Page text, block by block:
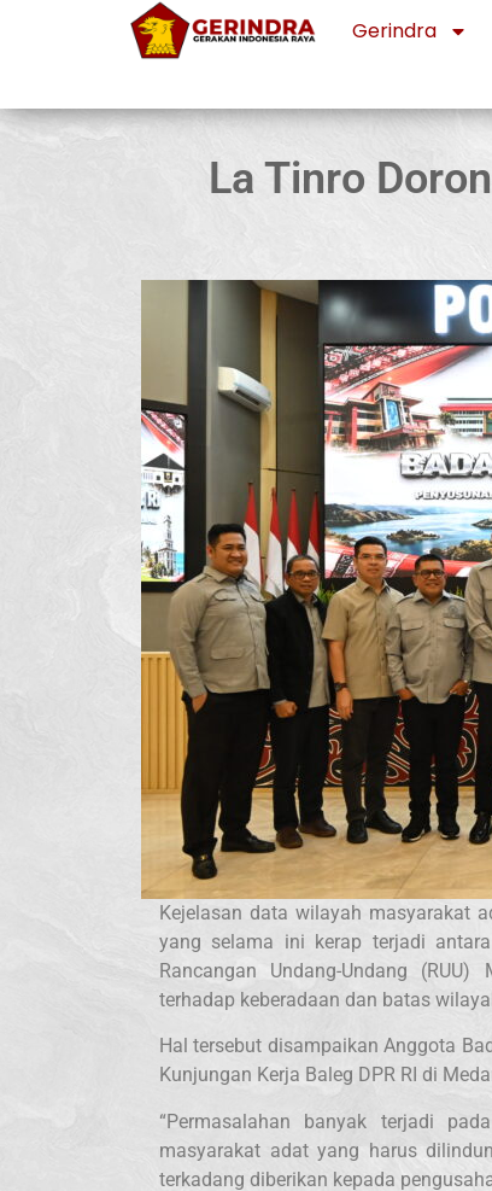
Gerindra
La Tinro
Kejelasan data wilayah masyarakat
yang selama ini kerap terjadi
Rancangan Undang-Undang
terhadap keberadaan dan batas
Hal tersebut disampaikan Anggota
Kunjungan Kerja Baleg DPR RI di
“Permasalahan banyak terjadi
masyarakat adat yang harus
terkadang diberikan kepada